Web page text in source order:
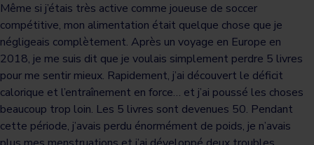
Même si j’étais très active comme joueuse de soccer
compétitive, mon alimentation était quelque chose que je
négligeais complètement. Après un voyage en Europe en
2018, je me suis dit que je voulais simplement perdre 5 livres
pour me sentir mieux. Rapidement, j’ai découvert le déficit
calorique et l’entraînement en force… et j’ai poussé les choses
beaucoup trop loin. Les 5 livres sont devenues 50. Pendant
cette période, j’avais perdu énormément de poids, je n’avais